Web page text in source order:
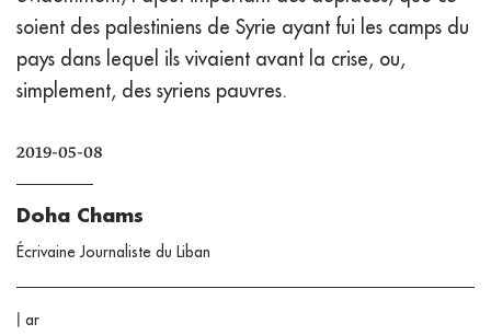
soient des palestiniens de Syrie ayant fui les camps du
pays dans lequel ils vivaient avant la crise, ou,
simplement, des syriens pauvres.
2019-05-08
Doha Chams
Écrivaine Journaliste du Liban
| ar